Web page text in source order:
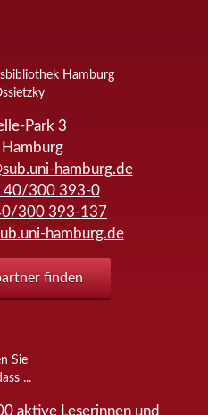
Hamburg
Park 3
Hamburg
hamburg.de
40/300 393-0
300 393-137
hamburg.de
finden
Sie
...
aktive Leserinnen und